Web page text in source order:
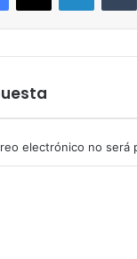
electrónico no será